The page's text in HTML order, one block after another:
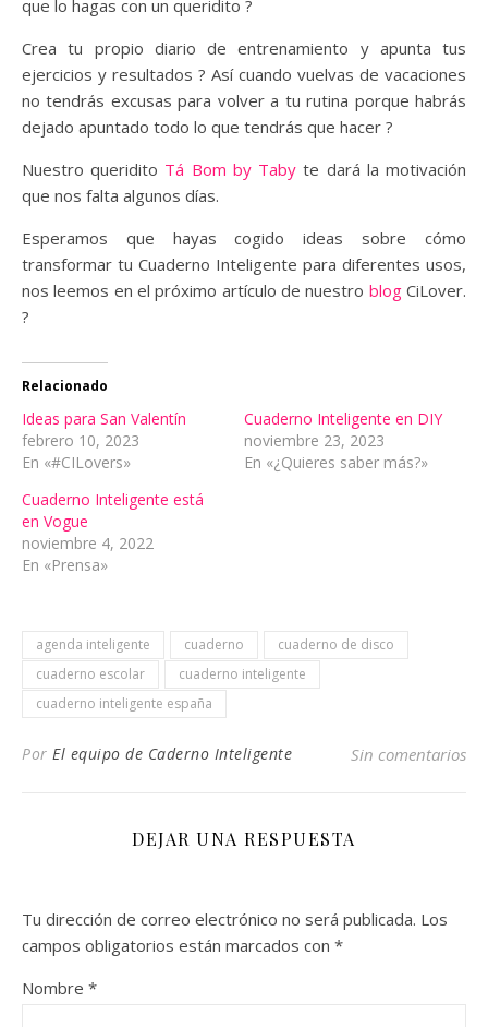
que lo hagas con un queridito ?
Crea tu propio diario de entrenamiento y apunta tus
ejercicios y resultados ? Así cuando vuelvas de vacaciones
no tendrás excusas para volver a tu rutina porque habrás
dejado apuntado todo lo que tendrás que hacer ?
Nuestro queridito Tá Bom by Taby te dará la motivación
que nos falta algunos días.
Esperamos que hayas cogido ideas sobre cómo
transformar tu Cuaderno Inteligente para diferentes usos,
nos leemos en el próximo artículo de nuestro blogCiLover.
?
Relacionado
Ideas para San Valentín
febrero 10, 2023
En «#CILovers»
Cuaderno Inteligente en DIY
noviembre 23, 2023
En «¿Quieres saber más?»
Cuaderno Inteligente está
en Vogue
noviembre 4, 2022
En «Prensa»
agenda inteligente cuaderno
cuaderno de disco
cuaderno escolar
cuaderno inteligente
cuaderno inteligente españa
Por El equipo de Caderno Inteligente Sin comentarios
DEJAR UNA RESPUESTA
Tu dirección de correo electrónico no será publicada. Los
campos obligatorios están marcados con *
Nombre *